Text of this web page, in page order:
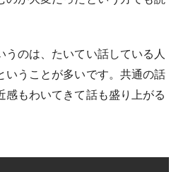
のは、たいてい話している人
いうことが多いです。共通の話
感もわいてきて話も盛り上がる